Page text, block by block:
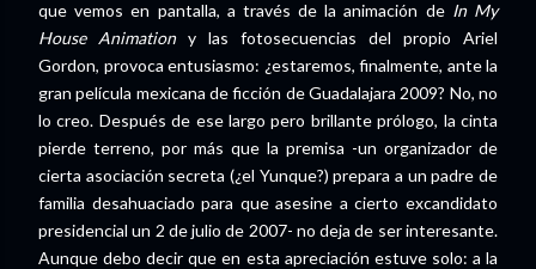
que vemos en pantalla, a través de la animación de In My
House Animation y las fotosecuencias del propio Ariel
Gordon, provoca entusiasmo: ¿estaremos, finalmente, ante la
gran película mexicana de ficción de Guadalajara 2009? No, no
lo creo. Después de ese largo pero brillante prólogo, la cinta
pierde terreno, por más que la premisa -un organizador de
cierta asociación secreta (¿el Yunque?) prepara a un padre de
familia desahuaciado para que asesine a cierto excandidato
presidencial un 2 de julio de 2007- no deja de ser interesante.
Aunque debo decir que en esta apreciación estuve solo: a la